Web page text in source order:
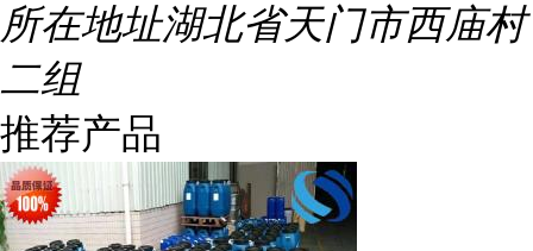
所在地址湖北省天门市西庙村
二组
推荐产品